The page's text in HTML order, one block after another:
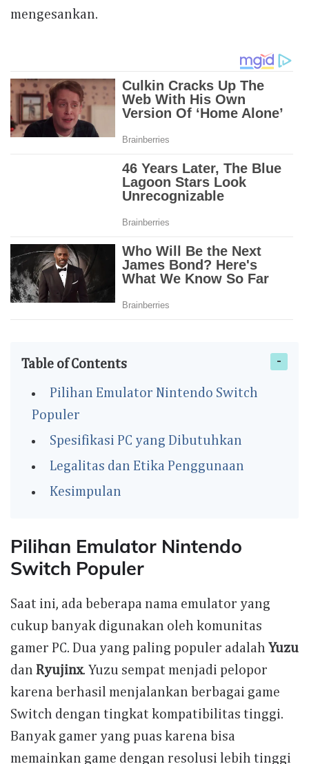
mengesankan.
Table of Contents
Pilihan Emulator Nintendo Switch
Populer
Spesifikasi PC yang Dibutuhkan
Legalitas dan Etika Penggunaan
Kesimpulan
Pilihan Emulator Nintendo
Switch Populer
Saat ini, ada beberapa nama emulator yang
cukup banyak digunakan oleh komunitas
gamer PC. Dua yang paling populer adalah Yuzu
dan Ryujinx. Yuzu sempat menjadi pelopor
karena berhasil menjalankan berbagai game
Switch dengan tingkat kompatibilitas tinggi.
Banyak gamer yang puas karena bisa
memainkan game dengan resolusi lebih tinggi